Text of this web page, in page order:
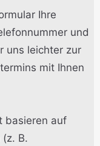
Ihre
und
uns leichter zur
mit Ihnen
basieren auf
B.